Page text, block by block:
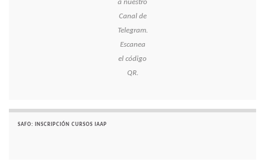
a nuestro
Canal de
Telegram.
Escanea
el código
QR.
SAFO: INSCRIPCIÓN CURSOS IAAP